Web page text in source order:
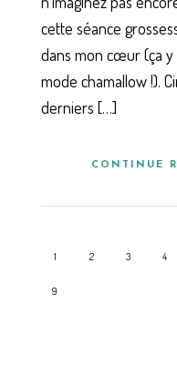
cette séance
dans mon cœur (ça y
mode chamallow !).
derniers […]
CONTINUE
1 2 3 4
9